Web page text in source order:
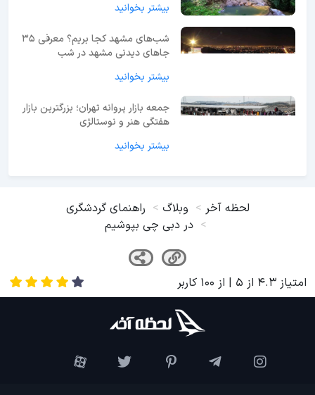
بیشتر بخوانید
شب‌های مشهد کجا بریم؟ معرفی 35
جاهای دیدنی مشهد در شب
بیشتر بخوانید
جمعه بازار پروانه تهران؛ بزرگترین بازار
هفتگی هنر و نوستالژی
بیشتر بخوانید
لحظه آخر وبلاگ
راهنمای گردشگری
در دبی چی بپوشیم
امتیاز 4.3 از 5 | از 100 کاربر